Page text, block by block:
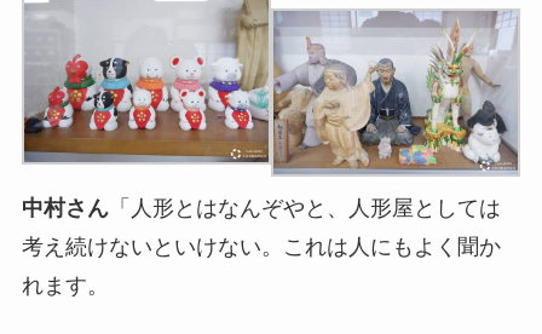
中村さん「人形とはなんぞやと、人形屋としては
考え続けないといけない。これは人にもよく聞か
れます。